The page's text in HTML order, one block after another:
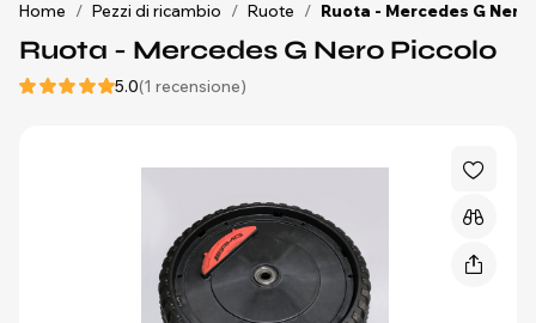
Home / Pezzi di ricambio / Ruote / Ruota - Mercedes G Nero
Ruota - Mercedes G Nero Piccolo
5.0(1 recensione)